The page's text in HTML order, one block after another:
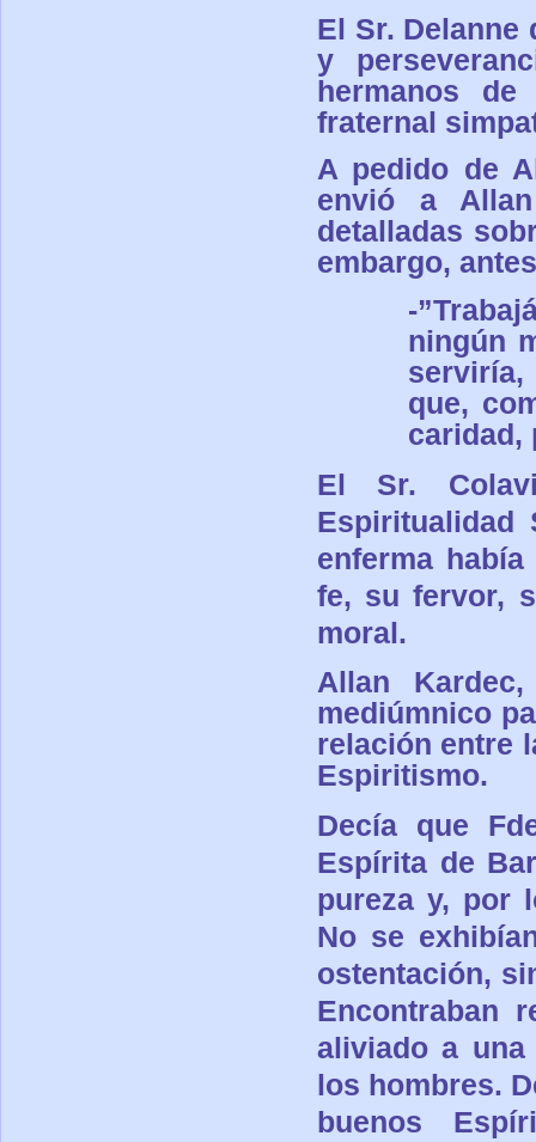
El Sr.
y
hermanos
fraternal
A pedido de
envió a
detalladas
embargo,
-”
ningún
que,
caridad,
El Sr.
Espiritualidad
enferma
fe, su fervor,
moral.
Allan
mediúmnico
relación entre
Espiritismo.
Decía que
Espírita de
pureza y, por
No se
ostentación,
Encontraban
aliviado a
los hombres.
buenos